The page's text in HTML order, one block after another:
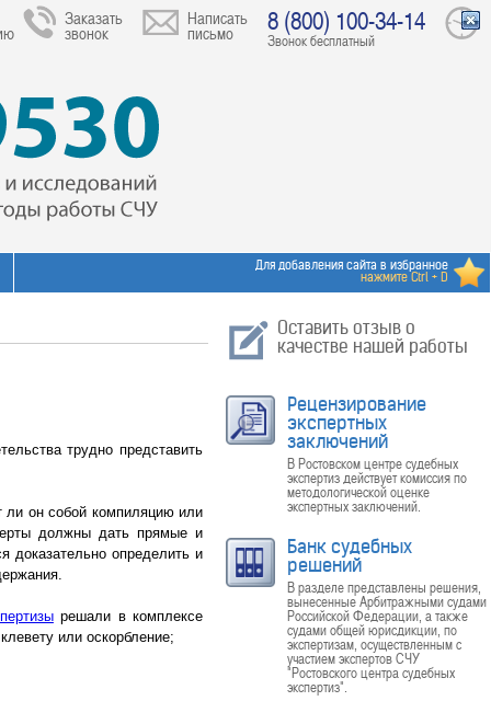
Заказать
звонок
Написать
письмо 8 (800) 100-34-14
Звонок бесплатный
Для добавления сайта в избранное
нажмите Ctrl + D
трудно представить
ли он собой компиляцию или
должны дать прямые и
доказательно определить и
решали в комплексе
или оскорбление;
Оставить отзыв о
качестве нашей работы
Рецензирование
экспертных
заключений
В Ростовском центре судебных
экспертиз действует комиссия по
методологической оценке
экспертных заключений.
Банк судебных
решений
В разделе представлены решения,
вынесенные Арбитражными судами
Российской Федерации, а также
судами общей юрисдикции, по
экспертизам, осуществленным с
участием экспертов СЧУ
"Ростовского центра судебных
экспертиз".